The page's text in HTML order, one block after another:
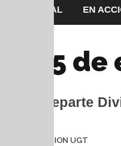
EDITORIAL EN
25
Banca Reparte
UNION UGT